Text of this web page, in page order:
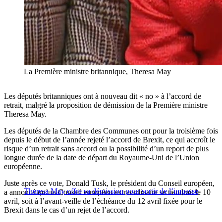
La Première ministre britannique, Theresa May
Les députés britanniques ont à nouveau dit « no » à l’accord de
retrait, malgré la proposition de démission de la Première ministre
Theresa May.
Les députés de la Chambre des Communes ont pour la troisième fois
depuis le début de l’année rejeté l’accord de Brexit, ce qui accroît le
risque d’un retrait sans accord ou la possibilité d’un report de plus
longue durée de la date de départ du Royaume-Uni de l’Union
européenne.
Theresa May offre sa démission pour sortir de l’impasse
Juste après ce vote, Donald Tusk, le président du Conseil européen,
a annoncé qu’un Conseil européen extraordinaire se tiendrait le 10
avril, soit à l’avant-veille de l’échéance du 12 avril fixée pour le
Brexit dans le cas d’un rejet de l’accord.